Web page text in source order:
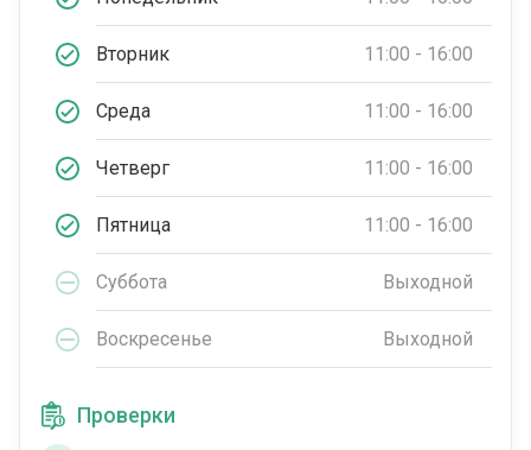
Вторник 11:00 - 16:00
Среда 11:00 - 16:00
Четверг 11:00 - 16:00
Пятница 11:00 - 16:00
Суббота Выходной
Воскресенье Выходной
Проверки